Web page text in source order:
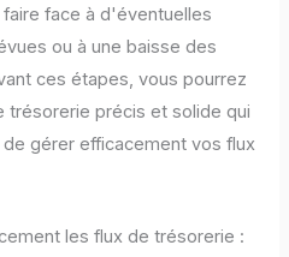
face à d'éventuelles
ou à une baisse des
ces étapes, vous pourrez
trésorerie précis et solide qui
gérer efficacement vos flux
les flux de trésorerie :